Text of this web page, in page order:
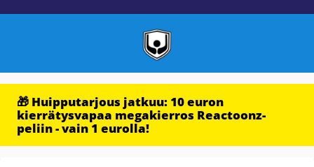
🎁 Huipputarjous jatkuu: 10 euron
kierrätysvapaa megakierros Reactoonz-
peliin - vain 1 eurolla!